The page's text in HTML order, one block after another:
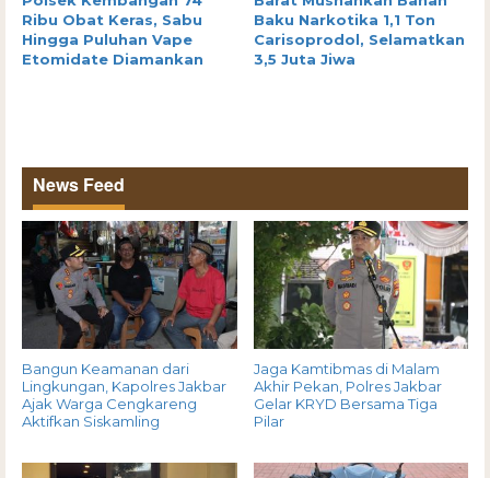
Ribu Obat Keras, Sabu
Hingga Puluhan Vape
Etomidate Diamankan
Baku Narkotika 1,1 Ton
Carisoprodol, Selamatkan
3,5 Juta Jiwa
News Feed
Bangun Keamanan dari
Lingkungan, Kapolres Jakbar
Ajak Warga Cengkareng
Aktifkan Siskamling
Jaga Kamtibmas di Malam
Akhir Pekan, Polres Jakbar
Gelar KRYD Bersama Tiga
Pilar